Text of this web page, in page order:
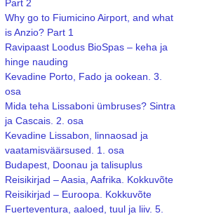
Part 2
Why go to Fiumicino Airport, and what
is Anzio? Part 1
Ravipaast Loodus BioSpas – keha ja
hinge nauding
Kevadine Porto, Fado ja ookean. 3.
osa
Mida teha Lissaboni ümbruses? Sintra
ja Cascais. 2. osa
Kevadine Lissabon, linnaosad ja
vaatamisväärsused. 1. osa
Budapest, Doonau ja talisuplus
Reisikirjad – Aasia, Aafrika. Kokkuvõte
Reisikirjad – Euroopa. Kokkuvõte
Fuerteventura, aaloed, tuul ja liiv. 5.